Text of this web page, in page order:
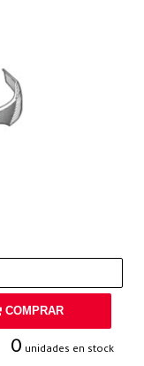
COMPRAR
0 unidades en stock